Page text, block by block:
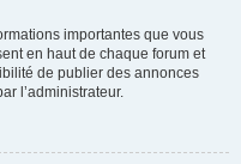
importantes que vous
en haut de chaque forum et
de publier des annonces
l’administrateur.